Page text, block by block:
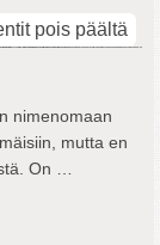
pois päältä
nimenomaan
mutta en
On …